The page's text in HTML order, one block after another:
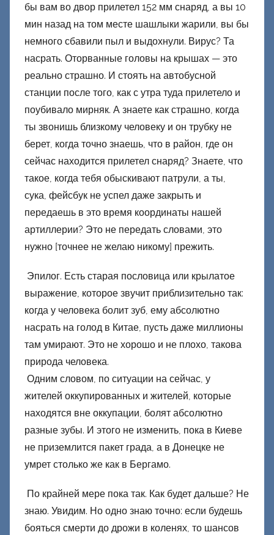
бы вам во двор прилетел 152 мм снаряд, а вы 10
мин назад на том месте шашлыки жарили, вы бы
немного сбавили пыл и выдохнули. Вирус? Та
насрать. Оторванные головы на крышах — это
реально страшно. И стоять на автобусной
станции после того, как с утра туда прилетело и
поубивало мирняк. А знаете как страшно, когда
ты звонишь близкому человеку и он трубку не
берет, когда точно знаешь, что в район, где он
сейчас находится прилетел снаряд? Знаете, что
такое, когда тебя обыскивают патрули, а ты,
сука, фейсбук не успел даже закрыть и
передаешь в это время координаты нашей
артиллерии? Это не передать словами, это
нужно [точнее не желаю никому] прежить.
Эпилог. Есть старая пословица или крылатое
выражение, которое звучит приблизительно так:
когда у человека болит зуб, ему абсолютно
насрать на голод в Китае, пусть даже миллионы
там умирают. Это не хорошо и не плохо, такова
природа человека.
Одним словом, по ситуации на сейчас, у
жителей оккупированных и жителей, которые
находятся вне оккупации, болят абсолютно
разные зубы. И этого не изменить, пока в Киеве
не приземлится пакет града, а в Донецке не
умрет столько же как в Бергамо.
По крайней мере пока так. Как будет дальше? Не
знаю. Увидим. Но одно знаю точно: если будешь
бояться смерти до дрожи в коленях, то шансов